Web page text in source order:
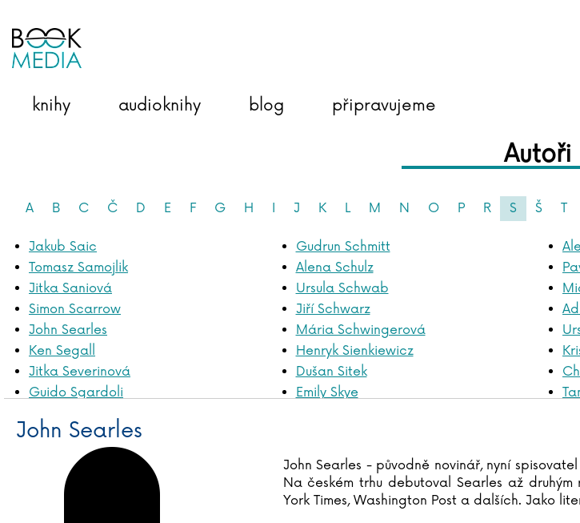
knihy audioknihy blog připravujeme
Autoři
A B C Č D E F G H I J K L M N O P R S Š T
Jakub Saic
Tomasz Samojlik
Jitka Saniová
Simon Scarrow
John Searles
Ken Segall
Jitka Severinová
Guido Sgardoli
Jasmin Schlaich
Vera Schmidtová
Gudrun Schmitt
Alena Schulz
Ursula Schwab
Jiří Schwarz
Mária Schwingerová
Henryk Sienkiewicz
Dušan Sitek
Emily Skye
Timothy Snyder
John Searles
John Searles - původně novinář, nyní
Na českém trhu debutoval Searles až
York Times, Washington Post a dalších. Jako